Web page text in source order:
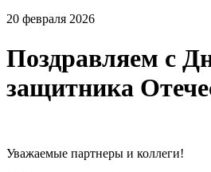
20 февраля 2026
Поздравляем с
защитника
Уважаемые партнеры и коллеги!